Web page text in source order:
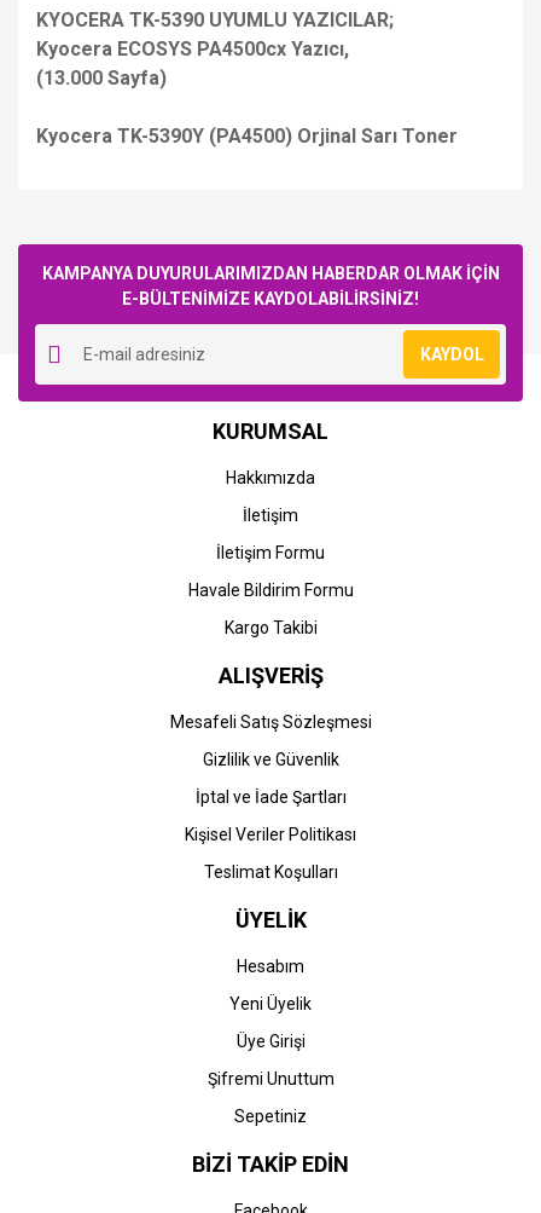
KYOCERA TK-5390 UYUMLU YAZICILAR;
Kyocera ECOSYS PA4500cx Yazıcı,
(13.000 Sayfa)
Kyocera TK-5390Y (PA4500) Orjinal Sarı Toner
KAMPANYA DUYURULARIMIZDAN HABERDAR OLMAK İÇİN
E-BÜLTENİMİZE KAYDOLABİLİRSİNİZ!
KAYDOL
KURUMSAL
Hakkımızda
İletişim
İletişim Formu
Havale Bildirim Formu
Kargo Takibi
ALIŞVERİŞ
Mesafeli Satış Sözleşmesi
Gizlilik ve Güvenlik
İptal ve İade Şartları
Kişisel Veriler Politikası
Teslimat Koşulları
ÜYELİK
Hesabım
Yeni Üyelik
Üye Girişi
Şifremi Unuttum
Sepetiniz
BİZİ TAKİP EDİN